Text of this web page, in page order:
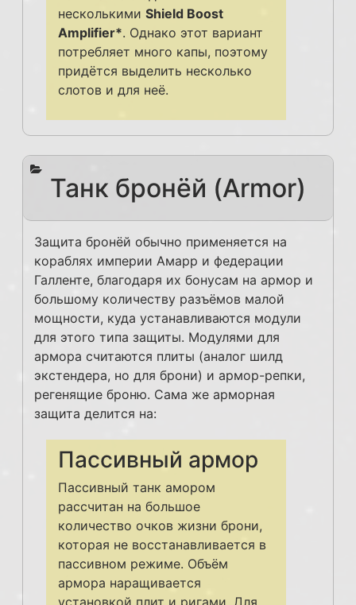
несколькими Shield Boost
Amplifier*. Однако этот вариант
потребляет много капы, поэтому
придётся выделить несколько
слотов и для неё.
Танк бронёй (Armor)
Защита бронёй обычно применяется на
кораблях империи Амарр и федерации
Галленте, благодаря их бонусам на армор и
большому количеству разъёмов малой
мощности, куда устанавливаются модули
для этого типа защиты. Модулями для
армора считаются плиты (аналог шилд
экстендера, но для брони) и армор-репки,
регенящие броню. Сама же арморная
защита делится на:
Пассивный армор
Пассивный танк амором
рассчитан на большое
количество очков жизни брони,
которая не восстанавливается в
пассивном режиме. Объём
армора наращивается
установкой плит и ригами. Для